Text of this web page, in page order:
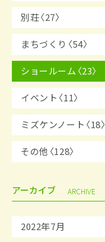
別荘〈27〉
まちづくり〈54〉
ショールーム〈23〉
イベント〈11〉
ミズケンノート〈18〉
その他〈128〉
アーカイブ ARCHIVE
2022年7月